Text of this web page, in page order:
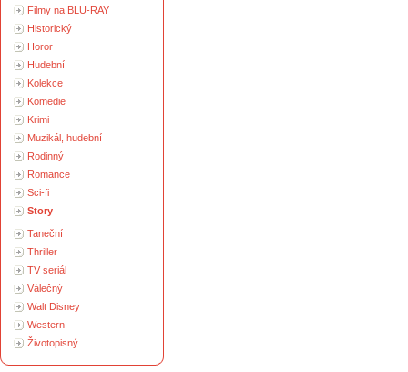
Filmy na BLU-RAY
Historický
Horor
Hudební
Kolekce
Komedie
Krimi
Muzikál, hudební
Rodinný
Romance
Sci-fi
Story
Taneční
Thriller
TV seriál
Válečný
Walt Disney
Western
Životopisný